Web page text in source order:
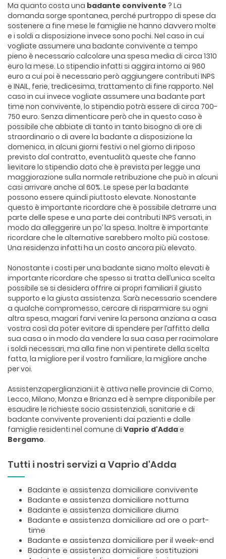
Ma quanto costa una badante convivente ? La
domanda sorge spontanea, perché purtroppo di spese da
sostenere a fine mese le famiglie ne hanno davvero molte
e i soldi a disposizione invece sono pochi. Nel caso in cui
vogliate assumere una badante convivente a tempo
pieno è necessario calcolare una spesa media di circa 1310
euro la mese. Lo stipendio infatti si aggira intorno ai 960
euro a cui poi è necessario però aggiungere contributi INPS
e INAIL, ferie, tredicesima, trattamento di fine rapporto. Nel
caso in cui invece vogliate assumere una badante part
time non convivente, lo stipendio potrà essere di circa 700-
750 euro. Senza dimenticare però che in questo caso è
possibile che abbiate di tanto in tanto bisogno di ore di
straordinario o di avere la badante a disposizione la
domenica, in alcuni giorni festivi o nel giorno di riposo
previsto dal contratto, eventualità queste che fanno
lievitare lo stipendio dato che è prevista per legge una
maggiorazione sulla normale retribuzione che può in alcuni
casi arrivare anche al 60%. Le spese per la badante
possono essere quindi piuttosto elevate. Nonostante
questo è importante ricordare che è possibile detrarre una
parte delle spese e una parte dei contributi INPS versati, in
modo da alleggerire un po’ la spesa. Inoltre è importante
ricordare che le alternative sarebbero molto più costose.
Una residenza infatti ha un costo ancora più elevato.
Nonostante i costi per una badante siano molto elevati è
importante ricordare che spesso si tratta dell’unica scelta
possibile se si desidera offrire ai propri familiari il giusto
supporto e la giusta assistenza. Sarà necessario scendere
a qualche compromesso, cercare di risparmiare su ogni
altra spesa, magari farvi venire la persona anziana a casa
vostra così da poter evitare di spendere per l’affitto della
sua casa o in modo da vendere la sua casa per racimolare
i soldi necessari, ma alla fine non vi pentirete della scelta
fatta, la migliore per il vostro familiare, la migliore anche
per voi.
Assistenzaperglianziani.it è attiva nelle provincie di Como,
Lecco, Milano, Monza e Brianza ed è sempre disponibile per
esaudire le richieste socio assistenziali, sanitarie e di
badante convivente provenienti dai pazienti e dalle
famiglie residenti nel comune di Vaprio d'Addae
Bergamo.
Tutti i nostri servizi a Vaprio d'Adda
Badante e assistenza domiciliare convivente
Badante e assistenza domiciliare notturna
Badante e assistenza domiciliare diurna
Badante e assistenza domiciliare ad ore o part-
time
Badante e assistenza domiciliare per il week-end
Badante e assistenza domiciliare sostituzioni